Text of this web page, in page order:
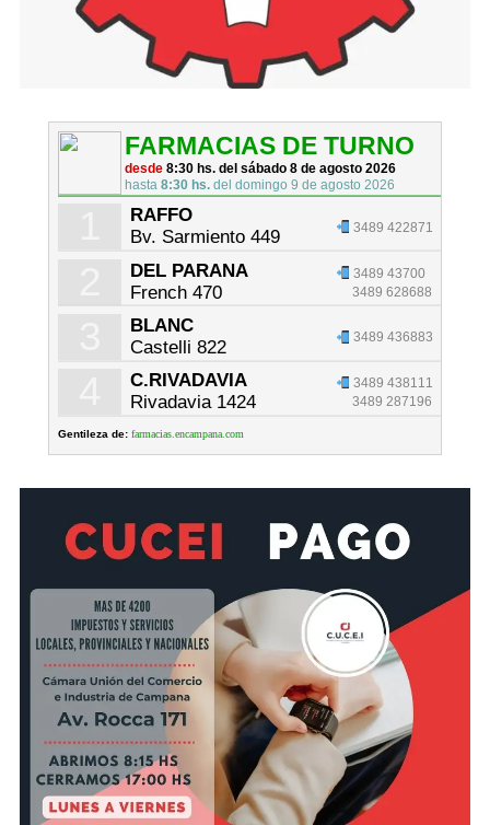
FARMACIAS DE TURNO
desde8:30 hs. del sábado 8 de agosto 2026
hasta8:30 hs. del domingo 9 de agosto 2026
RAFFO
Bv. Sarmiento 449
3489 422871
DEL PARANA
French 470
3489 43700
3489 628688
BLANC
Castelli 822
3489 436883
C.RIVADAVIA
Rivadavia 1424
3489 438111
3489 287196
Gentileza de: farmacias.encampana.com